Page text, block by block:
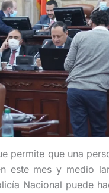
permite que una
este mes y medio
Nacional puede